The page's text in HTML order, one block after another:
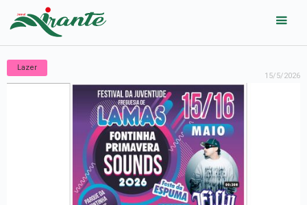
Lazer
15/5/2026